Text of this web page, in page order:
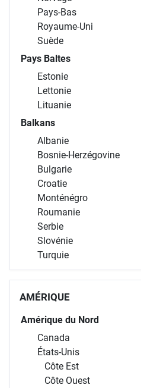
Pays-Bas
Royaume-Uni
Suède
Pays Baltes
Estonie
Lettonie
Lituanie
Balkans
Albanie
Bosnie-Herzégovine
Bulgarie
Croatie
Monténégro
Roumanie
Serbie
Slovénie
Turquie
AMÉRIQUE
Amérique du Nord
Canada
États-Unis
Côte Est
Côte Ouest